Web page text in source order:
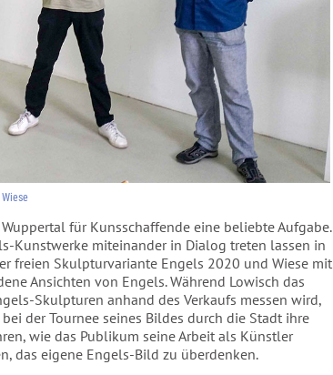
für Kunsschaffende eine beliebte Aufgabe.
Kunstwerke miteinander in Dialog treten lassen in
freien Skulpturvariante Engels 2020 und Wiese mit
Ansichten von Engels. Während Lowisch das
Skulpturen anhand des Verkaufs messen wird,
der Tournee seines Bildes durch die Stadt ihre
wie das Publikum seine Arbeit als Künstler
das eigene Engels-Bild zu überdenken.